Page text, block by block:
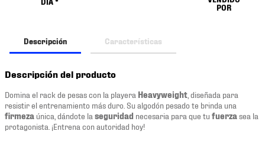
POR
Descripción Características
Descripción del producto
Domina el rack de pesas con la playera Heavyweight , diseñada para
resistir el entrenamiento más duro. Su algodón pesado te brinda una
firmeza única, dándote la seguridad necesaria para que tu fuerza sea la
protagonista. ¡Entrena con autoridad hoy!